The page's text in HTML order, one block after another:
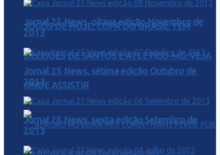
JOGOS DE HOJE: COPA DO BRASIL TEM
DECISÕES DE SANTOS E ATLÉTICO-MG; VEJA
ONDE ASSISTIR
Jornal 25 News, oitava edição Novembro de
2013
Jornal 25 News, sétima edição Outubro de
2013
Jornal 25 News, sexta edição Setembro de
2013